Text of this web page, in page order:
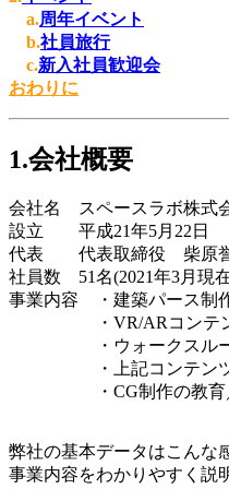
a.周年イベント
b.社員旅行
c.新入社員歓迎会
おわりに
1.会社概要
会社名 スペースラボ株式
設立 平成21年5月22日
代表 代表取締役 柴原
社員数 51名(2021年3月現
事業内容 ・建築パース制
・VR/ARコンテン
・ウォークスルー
・上記コンテンツを
・CG制作の教育／
弊社の基本データはこんな
事業内容をわかりやすく説